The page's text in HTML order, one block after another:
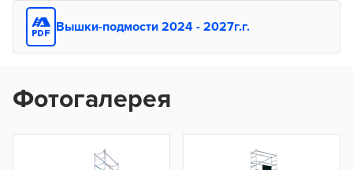
Вышки-подмости 2024 - 2027г.г.
Фотогалерея